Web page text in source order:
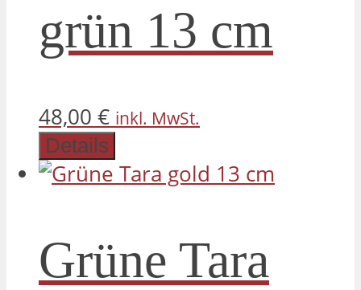
grün 13 cm
48,00 € inkl. MwSt.
Details
Grüne Tara